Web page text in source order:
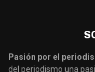
Pasión por el
del periodismo una